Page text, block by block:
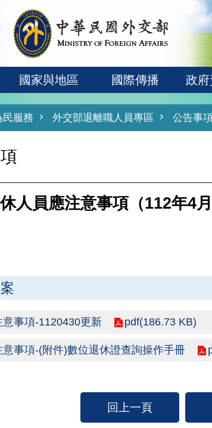
國家與地區 國際傳播 政府
民服務 外交部退離職人員專區 公告事
人員應注意事項（112年4月
事項-1120430更新 pdf(186.73 KB)
事項-(附件)數位退休證查詢操作手冊
回上一頁